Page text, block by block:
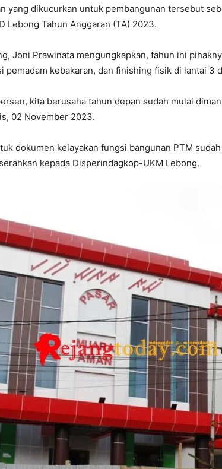
yang dikucurkan untuk pembangunan tersebut
Lebong Tahun Anggaran (TA) 2023.
Joni Prawinata mengungkapkan, tahun ini
pemadam kebakaran, dan finishing fisik di lantai 3
kita berusaha tahun depan sudah mulai
02 November 2023.
dokumen kelayakan fungsi bangunan PTM
kepada Disperindagkop-UKM Lebong.